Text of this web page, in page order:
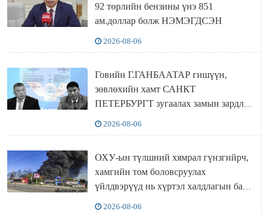
92 төрлийн бензины үнэ 851
ам.доллар болж НЭМЭГДСЭН
2026-08-06
Говийн Г.ГАНБААТАР гишүүн,
зөвлөхийн хамт САНКТ
ПЕТЕРБУРГТ зугаалах замын зардлаа
2026-08-06
ОХУ-ын түлшний хямрал гүнзгийрч,
хамгийн том боловсруулах
үйлдвэрүүд нь хүртэл халдлагын бай
2026-08-06